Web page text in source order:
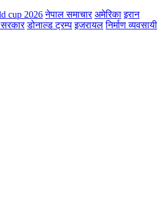
cup 2026 नेपाल समाचार अमेरिका इरान
डोनाल्ड ट्रम्प इजरायल निर्माण व्यवसायी